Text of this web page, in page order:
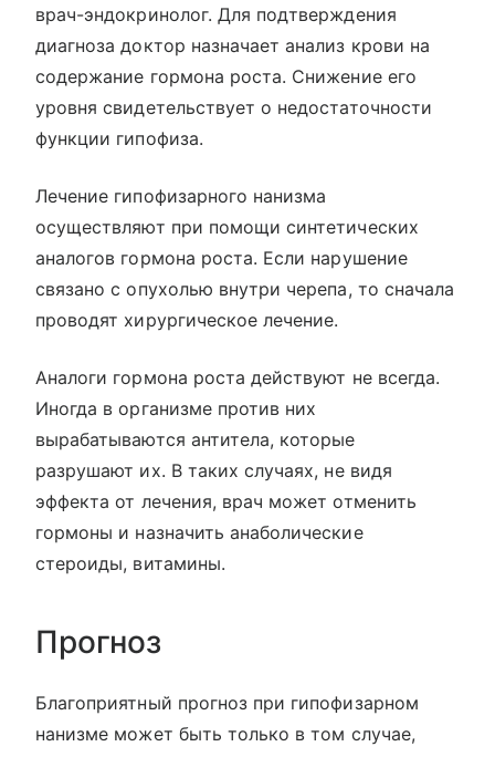
врач-эндокринолог. Для подтверждения
диагноза доктор назначает анализ крови на
содержание гормона роста. Снижение его
уровня свидетельствует о недостаточности
функции гипофиза.
Лечение гипофизарного нанизма
осуществляют при помощи синтетических
аналогов гормона роста. Если нарушение
связано с опухолью внутри черепа, то сначала
проводят хирургическое лечение.
Аналоги гормона роста действуют не всегда.
Иногда в организме против них
вырабатываются антитела, которые
разрушают их. В таких случаях, не видя
эффекта от лечения, врач может отменить
гормоны и назначить анаболические
стероиды, витамины.
Прогноз
Благоприятный прогноз при гипофизарном
нанизме может быть только в том случае,